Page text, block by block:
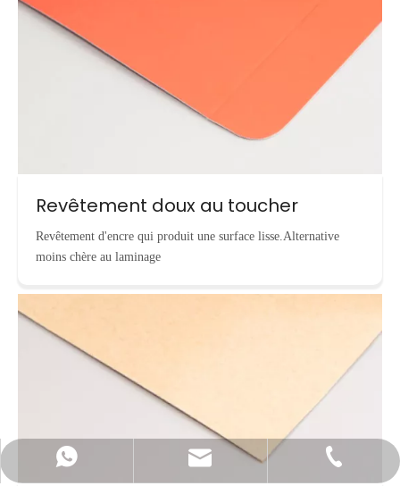
Revêtement doux au toucher
Revêtement d'encre qui produit une surface lisse.Alternative
moins chère au laminage
Contacter par WhatsApp
info@cnecopackaging.com
+86-15221732206